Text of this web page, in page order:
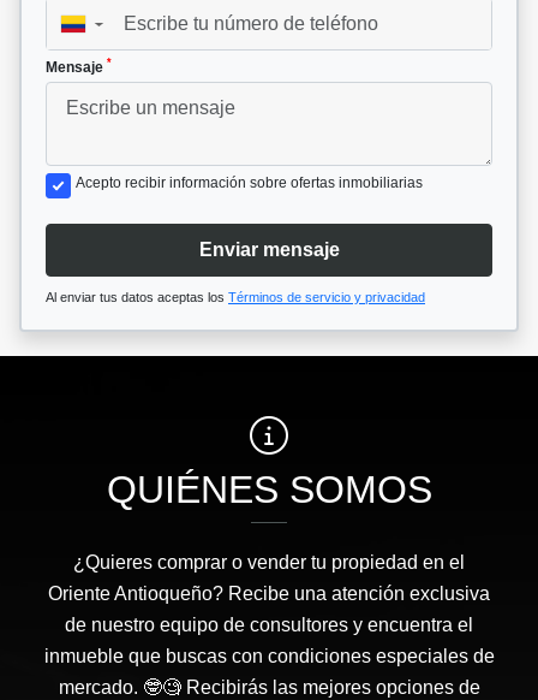
▼
Mensaje *
Acepto recibir información sobre ofertas inmobiliarias
Enviar mensaje
Al enviar tus datos aceptas los Términos de servicio y privacidad
QUIÉNES SOMOS
¿Quieres comprar o vender tu propiedad en el
Oriente Antioqueño? Recibe una atención exclusiva
de nuestro equipo de consultores y encuentra el
inmueble que buscas con condiciones especiales de
mercado. 🤓🧐 Recibirás las mejores opciones de